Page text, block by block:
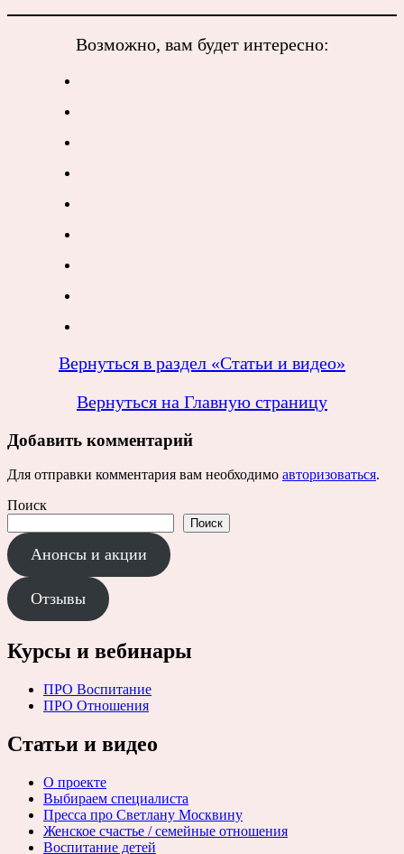
Возможно, вам будет интересно:
Вернуться в раздел «Статьи и видео»
Вернуться на Главную страницу
Добавить комментарий
Для отправки комментария вам необходимо авторизоваться.
Поиск
Поиск
Анонсы и акции
Отзывы
Курсы и вебинары
ПРО Воспитание
ПРО Отношения
Статьи и видео
О проекте
Выбираем специалиста
Пресса про Светлану Москвину
Женское счастье / семейные отношения
Воспитание детей